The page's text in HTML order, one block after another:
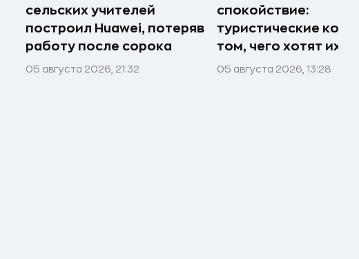
сельских учителей
построил Huawei, потеряв
работу после сорока
05 августа 2026, 21:32
спокойствие:
туристические
том, чего хотят их
05 августа 2026, 13:28